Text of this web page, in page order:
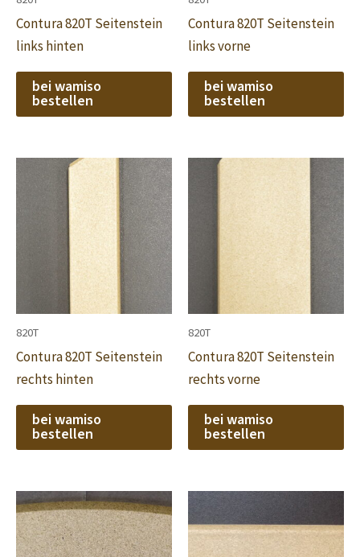
Contura 820T Seitenstein
links hinten
bei wamiso
bestellen
Contura 820T Seitenstein
links vorne
bei wamiso
bestellen
820T
Contura 820T Seitenstein
rechts hinten
bei wamiso
bestellen
820T
Contura 820T Seitenstein
rechts vorne
bei wamiso
bestellen